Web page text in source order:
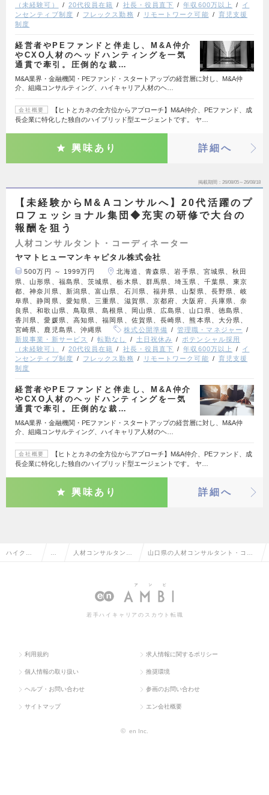
（未経験可）
20代役員在籍 社長・役員直下 年収600万以上
イ
ンセンティブ制度
フレックス勤務 リモートワーク可能
育児支援
制度
経営者やPEファンドと伴走し、M&A仲介
やCXO人材のヘッドハンティングを一気
通貫で牽引。圧倒的な裁…
M&A業界・金融機関・PEファンド・スタートアップの経営層に対し、M&A仲
介、組織コンサルティング、ハイキャリア人材のヘ…
会社概要
【ヒトとカネの全方位からアプローチ】M&A仲介、PEファンド、成
長企業に特化した独自のハイブリッド型エージェントです。 ヤ…
興味あり 詳細へ
掲載期間 26/08/05～26/08/18
【未経験からM&Aコンサルへ】20代活躍のプ
ロフェッショナル集団◆充実の研修で大台の
報酬を狙う
人材コンサルタント・コーディネーター
ヤマトヒューマンキャピタル株式会社
500万円 ～ 1999万円
北海道、青森県、岩手県、宮城県、秋田
県、山形県、福島県、茨城県、栃木県、群馬県、埼玉県、千葉県、東京
都、神奈川県、新潟県、富山県、石川県、福井県、山梨県、長野県、岐
阜県、静岡県、愛知県、三重県、滋賀県、京都府、大阪府、兵庫県、奈
良県、和歌山県、鳥取県、島根県、岡山県、広島県、山口県、徳島県、
香川県、愛媛県、高知県、福岡県、佐賀県、長崎県、熊本県、大分県、
宮崎県、鹿児島県、沖縄県
株式公開準備
管理職・マネジャー
新規事業・新サービス
転勤なし 土日祝休み
ポテンシャル採用
（未経験可）
20代役員在籍 社長・役員直下 年収600万以上
イ
ンセンティブ制度
フレックス勤務 リモートワーク可能
育児支援
制度
経営者やPEファンドと伴走し、M&A仲介
やCXO人材のヘッドハンティングを一気
通貫で牽引。圧倒的な裁…
M&A業界・金融機関・PEファンド・スタートアップの経営層に対し、M&A仲
介、組織コンサルティング、ハイキャリア人材のヘ…
会社概要
【ヒトとカネの全方位からアプローチ】M&A仲介、PEファンド、成
長企業に特化した独自のハイブリッド型エージェントです。 ヤ…
興味あり 詳細へ
ハイクラ 営 人材コンサルタン 山口県の人材コンサルタント・コー
若手ハイキャリアのスカウト転職
利用規約 求人情報に関するポリシー
個人情報の取り扱い 推奨環境
ヘルプ・お問い合わせ 参画のお問い合わせ
サイトマップ エン会社概要
© en Inc.